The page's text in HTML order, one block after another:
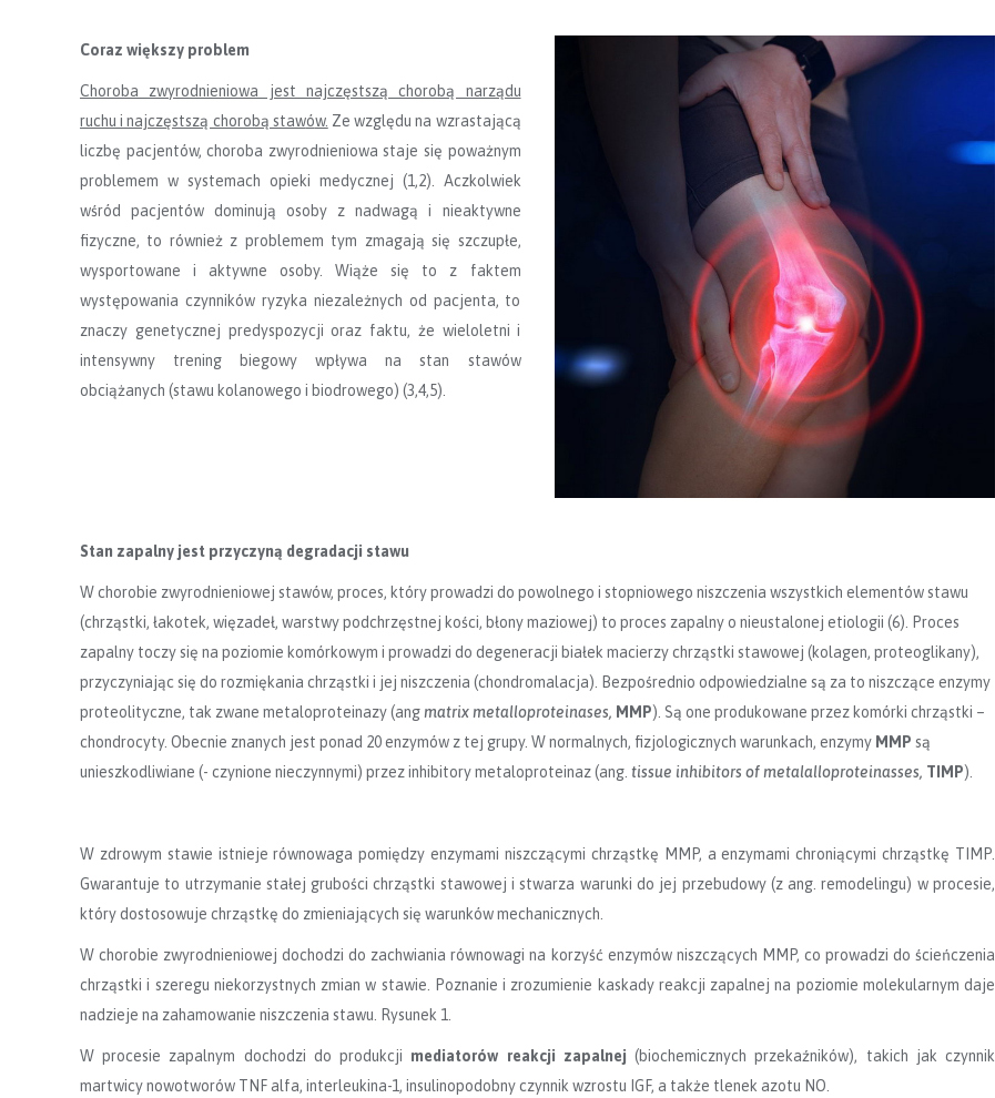
Coraz większy problem
Choroba zwyrodnieniowa jest najczęstszą chorobą narządu
ruchu i najczęstszą chorobą stawów. Ze względu na wzrastającą
liczbę pacjentów, choroba zwyrodnieniowa staje się poważnym
problemem w systemach opieki medycznej (1,2). Aczkolwiek
wśród pacjentów dominują osoby z nadwagą i nieaktywne
fizyczne, to również z problemem tym zmagają się szczupłe,
wysportowane i aktywne osoby. Wiąże się to z faktem
występowania czynników ryzyka niezależnych od pacjenta, to
znaczy genetycznej predyspozycji oraz faktu, że wieloletni i
intensywny trening biegowy wpływa na stan stawów
obciążanych (stawu kolanowego i biodrowego) (3,4,5).
Stan zapalny jest przyczyną degradacji stawu
W chorobie zwyrodnieniowej stawów, proces, który prowadzi do powolnego i stopniowego niszczenia wszystkich elementów stawu
(chrząstki, łakotek, więzadeł, warstwy podchrzęstnej kości, błony maziowej) to proces zapalny o nieustalonej etiologii (6). Proces
zapalny toczy się na poziomie komórkowym i prowadzi do degeneracji białek macierzy chrząstki stawowej (kolagen, proteoglikany),
przyczyniając się do rozmiękania chrząstki i jej niszczenia (chondromalacja). Bezpośrednio odpowiedzialne są za to niszczące enzymy
proteolityczne, tak zwane metaloproteinazy (ang matrix metalloproteinases, MMP). Są one produkowane przez komórki chrząstki –
chondrocyty. Obecnie znanych jest ponad 20 enzymów z tej grupy. W normalnych, fizjologicznych warunkach, enzymy MMP są
unieszkodliwiane (- czynione nieczynnymi) przez inhibitory metaloproteinaz (ang. tissue inhibitors of metalalloproteinasses, TIMP).
W zdrowym stawie istnieje równowaga pomiędzy enzymami niszczącymi chrząstkę MMP, a enzymami chroniącymi chrząstkę TIMP.
Gwarantuje to utrzymanie stałej grubości chrząstki stawowej i stwarza warunki do jej przebudowy (z ang. remodelingu) w procesie,
który dostosowuje chrząstkę do zmieniających się warunków mechanicznych.
W chorobie zwyrodnieniowej dochodzi do zachwiania równowagi na korzyść enzymów niszczących MMP, co prowadzi do ścieńczenia
chrząstki i szeregu niekorzystnych zmian w stawie. Poznanie i zrozumienie kaskady reakcji zapalnej na poziomie molekularnym daje
nadzieje na zahamowanie niszczenia stawu. Rysunek 1.
W procesie zapalnym dochodzi do produkcji mediatorów reakcji zapalnej (biochemicznych przekaźników), takich jak czynnik
martwicy nowotworów TNF alfa, interleukina-1, insulinopodobny czynnik wzrostu IGF, a także tlenek azotu NO.